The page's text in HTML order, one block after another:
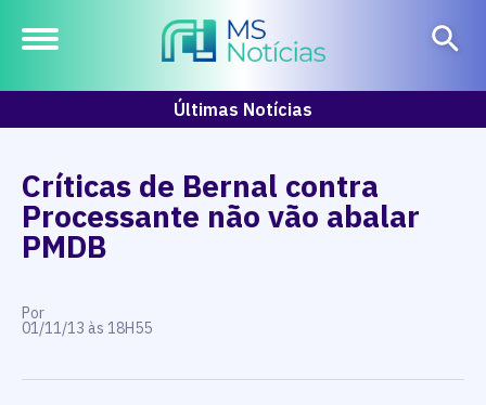
Últimas Notícias
Críticas de Bernal contra
Processante não vão abalar
PMDB
Por
01/11/13 às 18H55